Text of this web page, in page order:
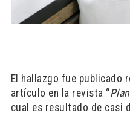
El hallazgo fue publicado
artículo en la revista “
cual es resultado de casi